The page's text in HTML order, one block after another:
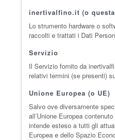
inertivalfino.it (o
Lo strumento hardware o
raccolti e trattati i Dati
Servizio
Il Servizio fornito da
relativi termini (se presenti)
Unione Europea (o UE)
Salvo ove diversamente
all’Unione Europea
intende esteso a tutti gli
Europea e dello Spazio